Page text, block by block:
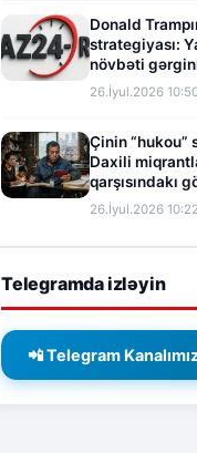
Donald
strategiyası:
növbəti
mərhələsi
26.İyul.2026
Çinin “hukou”
Daxili
qarşısındakı
sədd
26.İyul.2026 10:22
Telegramda izləyin
📲 Telegram